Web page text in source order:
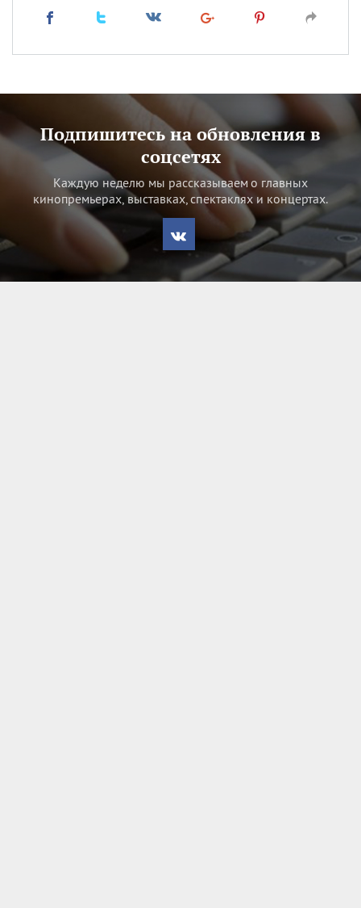
Подпишитесь на обновления в
соцсетях
Каждую неделю мы рассказываем о главных
кинопремьерах, выставках, спектаклях и концертах.